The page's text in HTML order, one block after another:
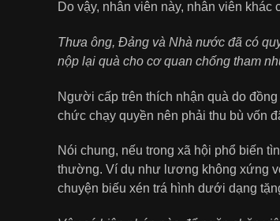
Do vậy, nhân viên này, nhân viên
Thưa ông, Đảng và Nhà nước đã có
nộp lại quà cho cơ quan chống tham
Người cấp trên thích nhận quà do
chức chạy quyền nên phải thu bù vốn
Nói chung, nếu trong xã hội phổ biến
thường. Ví dụ như lương không xứng
chuyện biếu xén trá hình dưới dạng